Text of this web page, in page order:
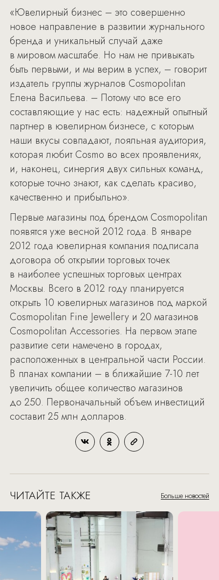
«Ювелирный бизнес – это совершенно
новое направление в развитии журнального
бренда и уникальный случай даже
в мировом масштабе. Но нам не привыкать
быть первыми, и мы верим в успех, – говорит
издатель группы журналов Cosmopolitan
Елена Васильева. – Потому что все его
составляющие у нас есть: надежный опытный
партнер в ювелирном бизнесе, с которым
наши вкусы совпадают, лояльная аудитория,
которая любит Cosmo во всех проявлениях,
и, наконец, синергия двух сильных команд,
которые точно знают, как сделать красиво,
качественно и прибыльно».
Первые магазины под брендом Cosmopolitan
появятся уже весной 2012 года. В январе
2012 года ювелирная компания подписала
договора об открытии торговых точек
в наиболее успешных торговых центрах
Москвы. Всего в 2012 году планируется
открыть 10 ювелирных магазинов под маркой
Cosmopolitan Fine Jewellery и 20 магазинов
Cosmopolitan Accessories. На первом этапе
развитие сети намечено в городах,
расположенных в центральной части России.
В планах компании – в ближайшие 7-10 лет
увеличить общее количество магазинов
до 250. Первоначальный объем инвестиций
составит 25 млн долларов.
ЧИТАЙТЕ ТАКЖЕ Больше новостей